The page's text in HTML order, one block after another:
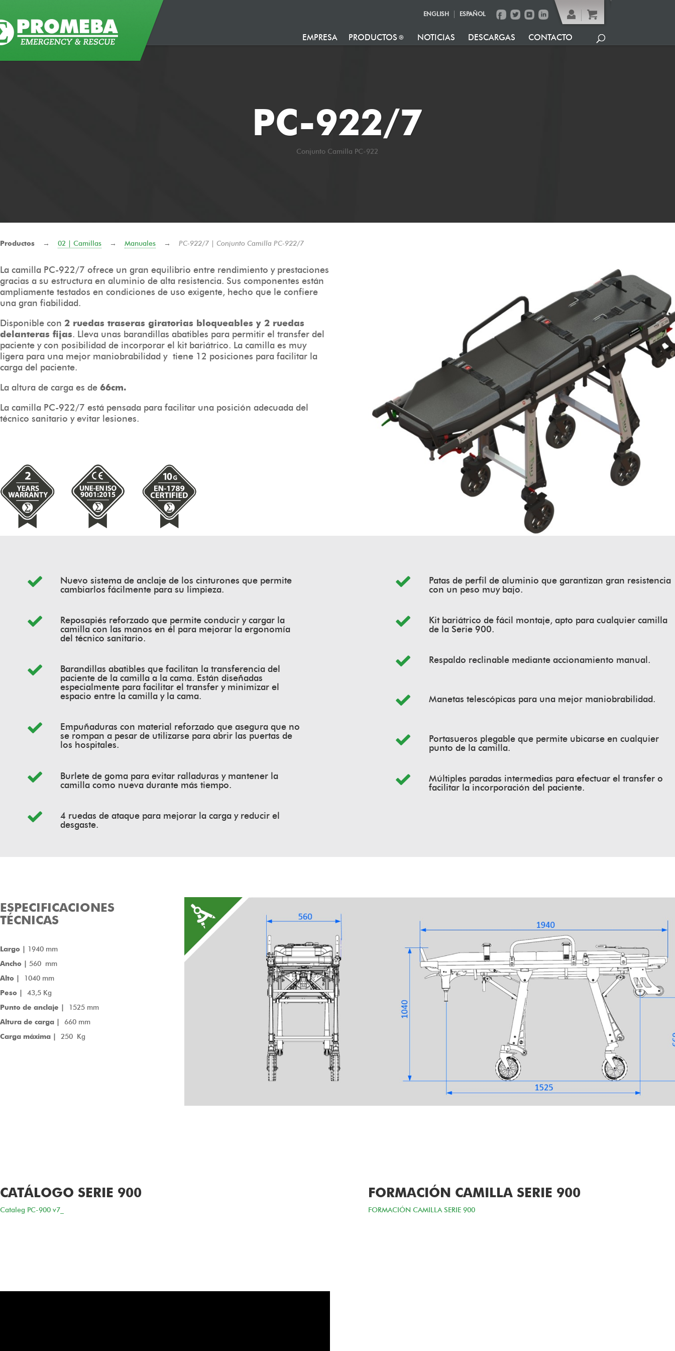
ENGLISH ESPAÑOL
EMPRESA PRODUCTOS NOTICIAS DESCARGAS CONTACTO
PC-922/7
Conjunto Camilla PC-922
Productos → 02 | Camillas → Manuales → PC-922/7 | Conjunto Camilla PC-922/7
La camilla PC-922/7 ofrece un gran equilibrio entre rendimiento y prestaciones
gracias a su estructura en aluminio de alta resistencia. Sus componentes están
ampliamente testados en condiciones de uso exigente, hecho que le confiere
una gran fiabilidad.
Disponible con 2 ruedas traseras giratorias bloqueables y 2 ruedas
delanteras fijas. Lleva unas barandillas abatibles para permitir el transfer del
paciente y con posibilidad de incorporar el kit bariátrico. La camilla es muy
ligera para una mejor maniobrabilidad y tiene 12 posiciones para facilitar la
carga del paciente.
La altura de carga es de 66cm.
La camilla PC-922/7 está pensada para facilitar una posición adecuada del
técnico sanitario y evitar lesiones.
Nuevo sistema de anclaje de los cinturones que permite
cambiarlos fácilmente para su limpieza.
Reposapiés reforzado que permite conducir y cargar la
camilla con las manos en él para mejorar la ergonomía
del técnico sanitario.
Barandillas abatibles que facilitan la transferencia del
paciente de la camilla a la cama. Están diseñadas
especialmente para facilitar el transfer y minimizar el
espacio entre la camilla y la cama.
Empuñaduras con material reforzado que asegura que no
se rompan a pesar de utilizarse para abrir las puertas de
los hospitales.
Burlete de goma para evitar ralladuras y mantener la
camilla como nueva durante más tiempo.
4 ruedas de ataque para mejorar la carga y reducir el
desgaste.
Patas de perfil de aluminio que garantizan gran resistencia
con un peso muy bajo.
Kit bariátrico de fácil montaje, apto para cualquier camilla
de la Serie 900.
Respaldo reclinable mediante accionamiento manual.
Manetas telescópicas para una mejor maniobrabilidad.
Portasueros plegable que permite ubicarse en cualquier
punto de la camilla.
Múltiples paradas intermedias para efectuar el transfer o
facilitar la incorporación del paciente.
ESPECIFICACIONES
TÉCNICAS
Largo | 1940 mm
Ancho | 560 mm
Alto |
1040 mm
Peso | 43,5 Kg
Punto de anclaje |
1525 mm
Altura de carga | 660 mm
Carga máxima | 250 Kg
CATÁLOGO SERIE 900
Cataleg PC-900 v7_
FORMACIÓN CAMILLA SERIE 900
FORMACIÓN CAMILLA SERIE 900